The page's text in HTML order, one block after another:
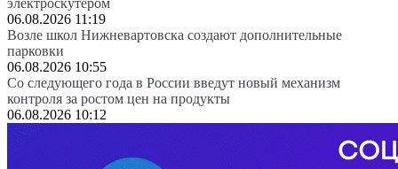
06.08.2026 11:19
Возле школ Нижневартовска создают дополнительные
парковки
06.08.2026 10:55
Со следующего года в России введут новый механизм
контроля за ростом цен на продукты
06.08.2026 10:12